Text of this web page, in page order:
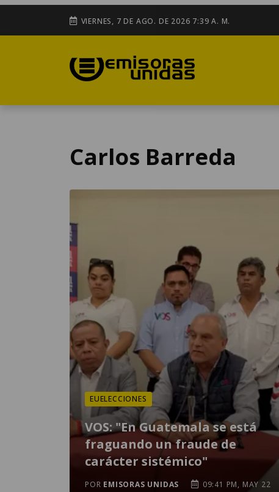
VIERNES, 7 DE AGO. DE 2026 7:39 A. M.
Carlos Barreda
EUELECCIONES
VOS: "En Guatemala se está
fraguando un fraude de
carácter sistémico"
POR EMISORAS UNIDAS 09:41 PM, MAY 22